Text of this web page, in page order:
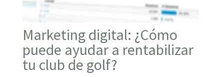
Marketing digital: ¿Cómo
puede ayudar a rentabilizar
tu club de golf?